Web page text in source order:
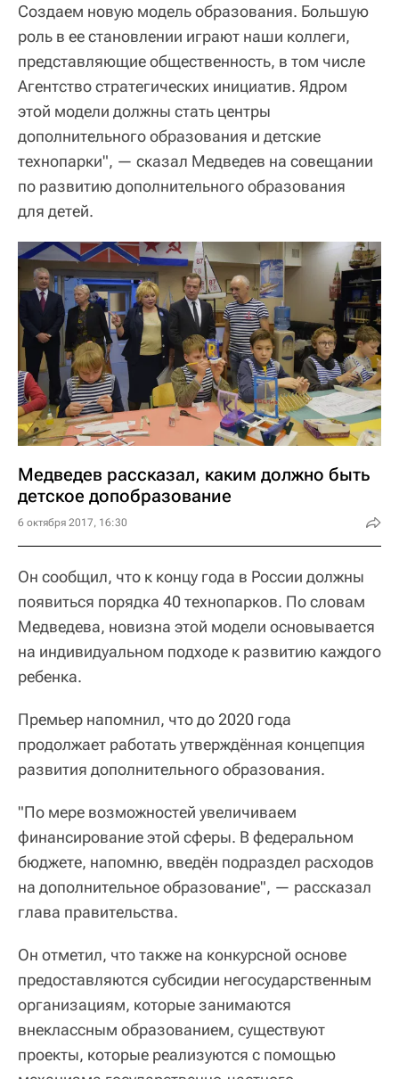
Создаем новую модель образования. Большую
роль в ее становлении играют наши коллеги,
представляющие общественность, в том числе
Агентство стратегических инициатив. Ядром
этой модели должны стать центры
дополнительного образования и детские
технопарки", — сказал Медведев на совещании
по развитию дополнительного образования
для детей.
Медведев рассказал, каким должно быть
детское допобразование
6 октября 2017, 16:30
Он сообщил, что к концу года в России должны
появиться порядка 40 технопарков. По словам
Медведева, новизна этой модели основывается
на индивидуальном подходе к развитию каждого
ребенка.
Премьер напомнил, что до 2020 года
продолжает работать утверждённая концепция
развития дополнительного образования.
"По мере возможностей увеличиваем
финансирование этой сферы. В федеральном
бюджете, напомню, введён подраздел расходов
на дополнительное образование", — рассказал
глава правительства.
Он отметил, что также на конкурсной основе
предоставляются субсидии негосударственным
организациям, которые занимаются
внеклассным образованием, существуют
проекты, которые реализуются с помощью